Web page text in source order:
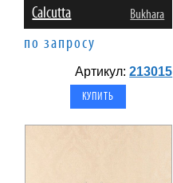
Calcutta Bukhara
по запросу
Артикул:213015